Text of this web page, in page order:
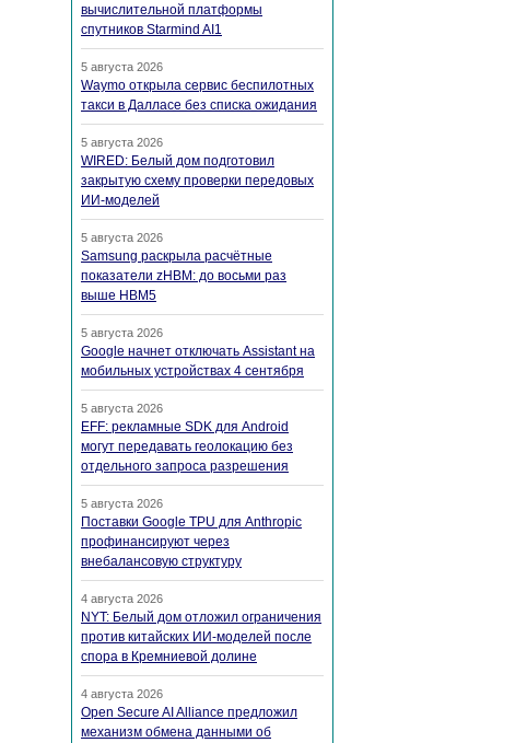
вычислительной платформы
спутников Starmind AI1
5 августа 2026
Waymo открыла сервис беспилотных
такси в Далласе без списка ожидания
5 августа 2026
WIRED: Белый дом подготовил
закрытую схему проверки передовых
ИИ-моделей
5 августа 2026
Samsung раскрыла расчётные
показатели zHBM: до восьми раз
выше HBM5
5 августа 2026
Google начнет отключать Assistant на
мобильных устройствах 4 сентября
5 августа 2026
EFF: рекламные SDK для Android
могут передавать геолокацию без
отдельного запроса разрешения
5 августа 2026
Поставки Google TPU для Anthropic
профинансируют через
внебалансовую структуру
4 августа 2026
NYT: Белый дом отложил ограничения
против китайских ИИ-моделей после
спора в Кремниевой долине
4 августа 2026
Open Secure AI Alliance предложил
механизм обмена данными об